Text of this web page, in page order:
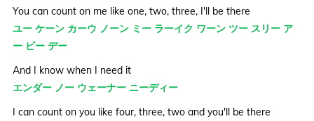
You can count on me like one, two, three, I'll be there
ユー ケーン カーウ ノーン ミー ラーイク ワーン ツー スリー ア
ー ビー デー
And I know when I need it
エンダー ノー ウェーナー ニーディー
I can count on you like four, three, two and you'll be there